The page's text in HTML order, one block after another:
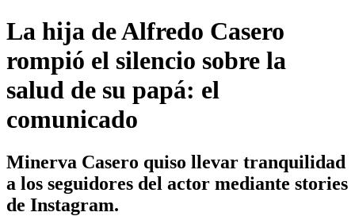
La hija de Alfredo Casero
rompió el silencio sobre la
salud de su papá: el
comunicado
Minerva Casero quiso llevar tranquilidad
a los seguidores del actor mediante stories
de Instagram.